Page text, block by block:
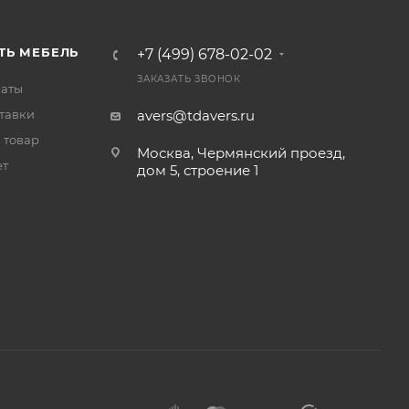
МЕБЕЛЬ
товар
+7 (499) 678-02-02
ЗАКАЗАТЬ ЗВОНОК
avers@tdavers.ru
Москва, Чермянский проезд,
дом 5, строение 1